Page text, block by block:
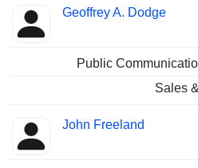
Geoffrey A. Dodge
Public
Sales
John Freeland